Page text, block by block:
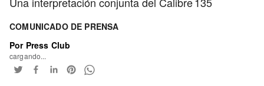
COMUNICADO DE PRENSA
Por Press Club
cargando...